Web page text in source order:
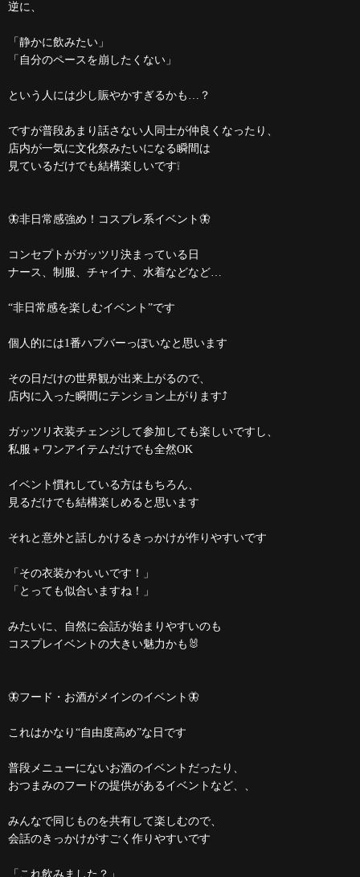
逆に、
「静かに飲みたい」
「自分のペースを崩したくない」
という人には少し賑やかすぎるかも…？
ですが普段あまり話さない人同士が仲良くなったり、
店内が一気に文化祭みたいになる瞬間は
見ているだけでも結構楽しいです❕
🦋非日常感強め！コスプレ系イベント🦋
コンセプトがガッツリ決まっている日
ナース、制服、チャイナ、水着などなど…
“非日常感を楽しむイベント”です
個人的には1番ハプバーっぽいなと思います
その日だけの世界観が出来上がるので、
店内に入った瞬間にテンション上がります⤴︎
ガッツリ衣装チェンジして参加しても楽しいですし、
私服＋ワンアイテムだけでも全然OK
イベント慣れしている方はもちろん、
見るだけでも結構楽しめると思います
それと意外と話しかけるきっかけが作りやすいです
「その衣装かわいいです！」
「とっても似合いますね！」
みたいに、自然に会話が始まりやすいのも
コスプレイベントの大きい魅力かも🐰
🦋フード・お酒がメインのイベント🦋
これはかなり“自由度高め”な日です
普段メニューにないお酒のイベントだったり、
おつまみのフードの提供があるイベントなど、、
みんなで同じものを共有して楽しむので、
会話のきっかけがすごく作りやすいです
「これ飲みました？」